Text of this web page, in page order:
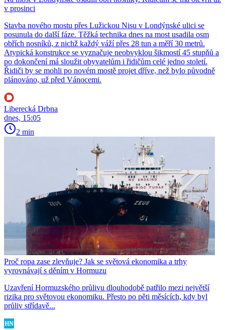
v prosinci
Stavba nového mostu přes Lužickou Nisu v Londýnské ulici se
posunula do další fáze. Těžká technika dnes na most usadila osm
obřích nosníků, z nichž každý váží přes 28 tun a měří 30 metrů.
Atypická konstrukce se vyznačuje neobvyklou šikmostí 45 stupňů a
po dokončení má sloužit obyvatelům i řidičům celé jedno století.
Řidiči by se mohli po novém mostě projet dříve, než bylo původně
plánováno, už před Vánocemi.
Liberecká Drbna
dnes, 15:05
2 min
Proč ropa zase zlevňuje? Jak se světová ekonomika a trhy
vyrovnávají s děním v Hormuzu
Uzavření Hormuzského průlivu dlouhodobě patřilo mezi největší
rizika pro světovou ekonomiku. Přesto po pěti měsících, kdy byl
průliv střídavě...